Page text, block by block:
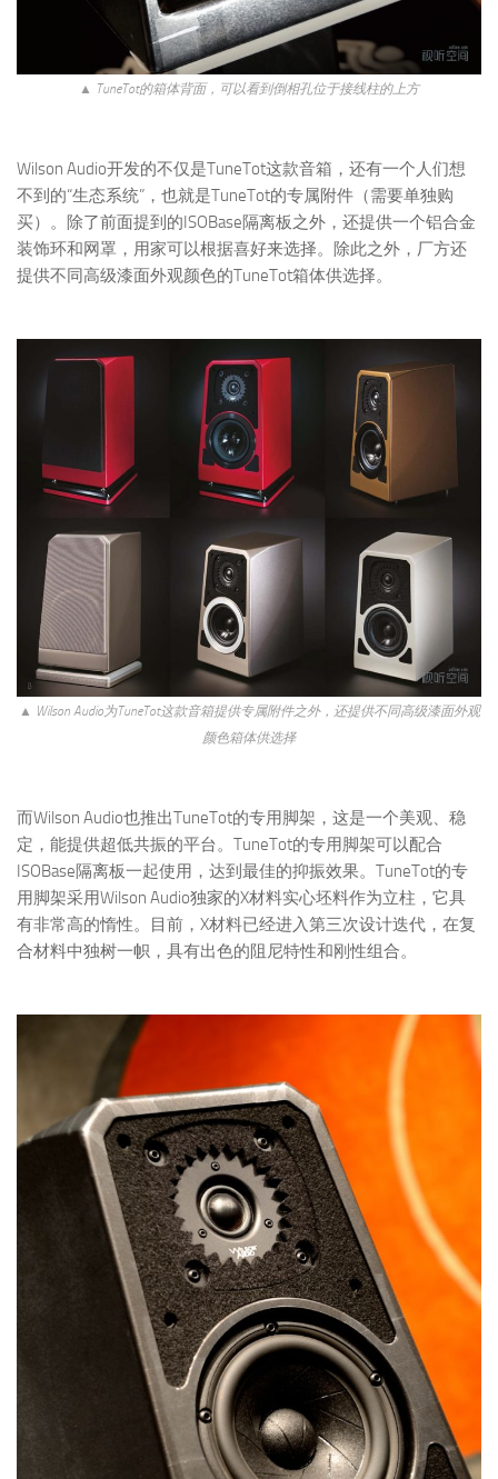
▲ TuneTot的箱体背面，可以看到倒相孔位于接线柱的上方
Wilson Audio开发的不仅是TuneTot这款音箱，还有一个人们想
不到的“生态系统”，也就是TuneTot的专属附件（需要单独购
买）。除了前面提到的ISOBase隔离板之外，还提供一个铝合金
装饰环和网罩，用家可以根据喜好来选择。除此之外，厂方还
提供不同高级漆面外观颜色的TuneTot箱体供选择。
▲ Wilson Audio为TuneTot这款音箱提供专属附件之外，还提供不同高级漆面外观
颜色箱体供选择
而Wilson Audio也推出TuneTot的专用脚架，这是一个美观、稳
定，能提供超低共振的平台。TuneTot的专用脚架可以配合
ISOBase隔离板一起使用，达到最佳的抑振效果。TuneTot的专
用脚架采用Wilson Audio独家的X材料实心坯料作为立柱，它具
有非常高的惰性。目前，X材料已经进入第三次设计迭代，在复
合材料中独树一帜，具有出色的阻尼特性和刚性组合。